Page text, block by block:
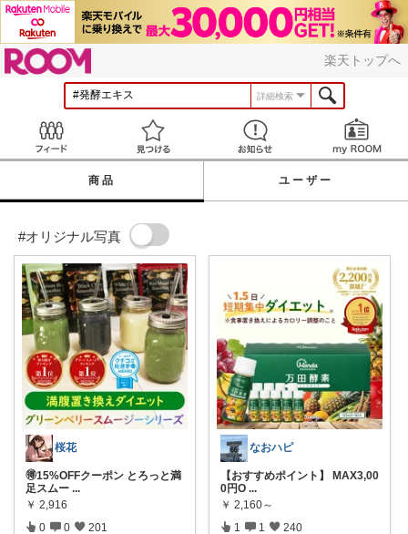
楽天トップへ
詳細検索
見つける お知らせ
商品 ユーザー
#オリジナル写真
桜花
🉐15%OFFクーポン とろっと満
足スムー ...
￥ 2,916
0 0 201
なおハピ
【おすすめポイント】 MAX3,00
0円O ...
￥ 2,160～
1 1 240